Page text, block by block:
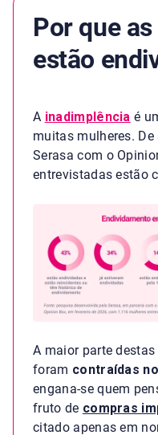
Por que
estão
A inadimplência é
muitas mulheres.
Serasa com o
entrevistadas estão
A maior parte
foram contraídas
engana-se quem
fruto de compras
citado apenas em